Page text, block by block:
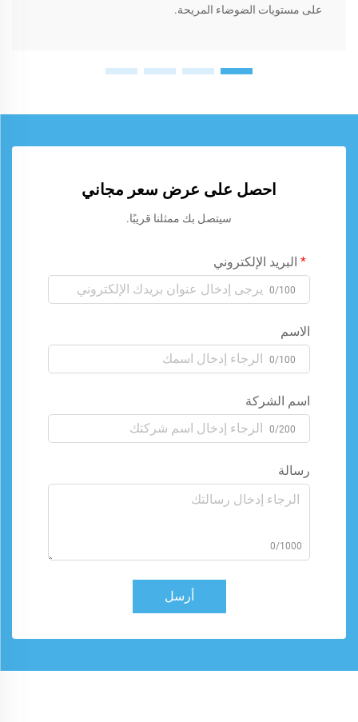
على مستويات الضوضاء المريحة.
احصل على عرض سعر مجاني
سيتصل بك ممثلنا قريبًا.
البريد الإلكتروني
0/100
الاسم
0/100
اسم الشركة
0/200
رسالة
0/1000
أرسل